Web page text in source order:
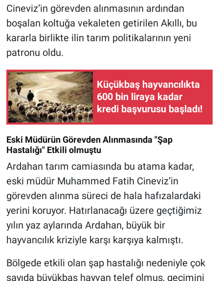
Cineviz’in görevden alınmasının ardından
boşalan koltuğa vekaleten getirilen Akıllı, bu
kararla birlikte ilin tarım politikalarının yeni
patronu oldu.
Küçükbaş hayvancılıkta
600 bin liraya kadar
kredi başvurusu başladı!
Eski Müdürün Görevden Alınmasında "Şap
Hastalığı" Etkili olmuştu
Ardahan tarım camiasında bu atama kadar,
eski müdür Muhammed Fatih Cineviz’in
görevden alınma süreci de hala hafızalardaki
yerini koruyor. Hatırlanacağı üzere geçtiğimiz
yılın yaz aylarında Ardahan, büyük bir
hayvancılık kriziyle karşı karşıya kalmıştı.
Bölgede etkili olan şap hastalığı nedeniyle çok
sayıda büyükbaş hayvan telef olmuş, geçimini